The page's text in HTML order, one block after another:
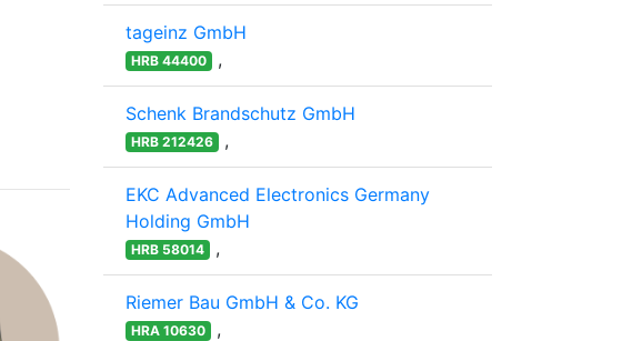
tageinz GmbH
HRB 44400 ,
Schenk Brandschutz GmbH
HRB 212426 ,
EKC Advanced Electronics Germany
Holding GmbH
HRB 58014 ,
Riemer Bau GmbH & Co. KG
HRA 10630 ,